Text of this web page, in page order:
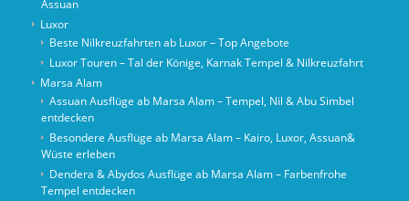
Assuan
Luxor
Beste Nilkreuzfahrten ab Luxor – Top Angebote
Luxor Touren – Tal der Könige, Karnak Tempel & Nilkreuzfahrt
Marsa Alam
Assuan Ausflüge ab Marsa Alam – Tempel, Nil & Abu Simbel
entdecken
Besondere Ausflüge ab Marsa Alam – Kairo, Luxor, Assuan&
Wüste erleben
Dendera & Abydos Ausflüge ab Marsa Alam – Farbenfrohe
Tempel entdecken